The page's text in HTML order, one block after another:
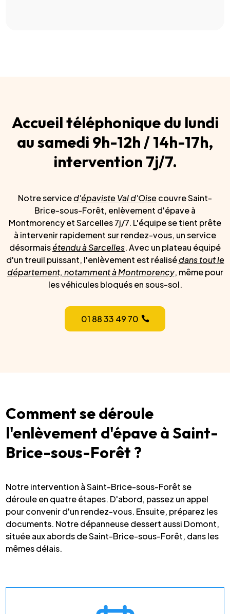
Accueil téléphonique du lundi
au samedi 9h-12h / 14h-17h,
intervention 7j/7.
Notre serviced'épaviste Val d'Oise couvre Saint-
Brice-sous-Forêt, enlèvement d'épave à
Montmorency et Sarcelles 7j/7. L'équipe se tient prête
à intervenir rapidement sur rendez-vous, un service
désormaisétendu à Sarcelles. Avec un plateau équipé
d'un treuil puissant, l'enlèvement est réalisédans tout le
département, notamment à Montmorency, même pour
les véhicules bloqués en sous-sol.
01 88 33 49 70
Comment se déroule
l'enlèvement d'épave à Saint-
Brice-sous-Forêt ?
Notre intervention à Saint-Brice-sous-Forêt se
déroule en quatre étapes. D'abord, passez un appel
pour convenir d'un rendez-vous. Ensuite, préparez les
documents. Notre dépanneuse dessert aussi Domont,
située aux abords de Saint-Brice-sous-Forêt, dans les
mêmes délais.